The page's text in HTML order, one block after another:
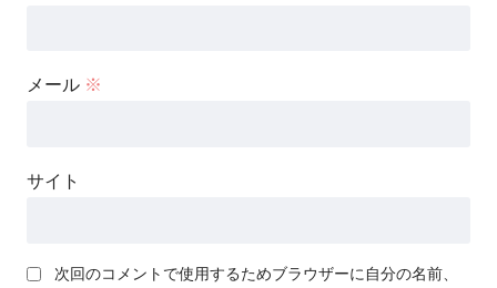
メール ※
サイト
次回のコメントで使用するためブラウザーに自分の名前、